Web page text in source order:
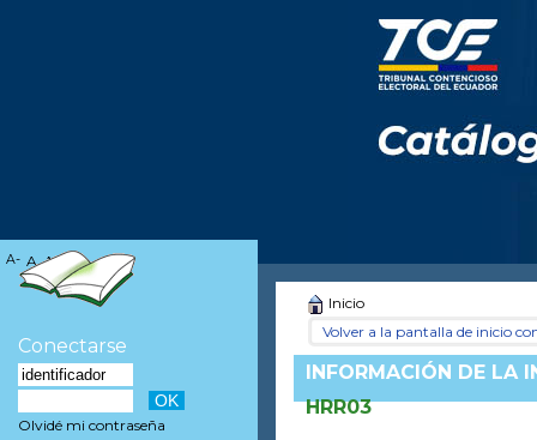
Inicio
Volver a la pantalla de inicio
INFORMACIÓN DE LA
HRR03
A- A A+
Conectarse
Olvidé mi contraseña